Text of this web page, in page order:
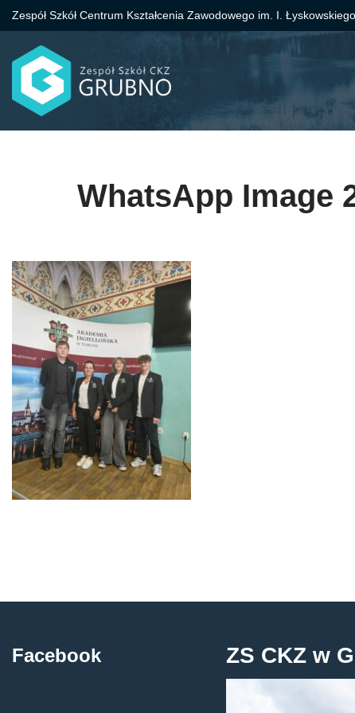
Przejdź
do
treści
Zespół Szkół Centrum Kształcenia Zawodowego im. I. Łyskowskiego
WhatsApp Image
Facebook ZS CKZ w